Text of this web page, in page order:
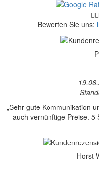
Bewerten Sie uns:
„Sehr gute Kommunikation
auch vernünftige Preise. 5
Horst